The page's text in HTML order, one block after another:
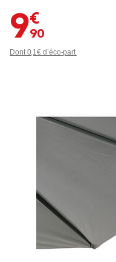
9,90 €
Dont 0,1€ d’éco-part